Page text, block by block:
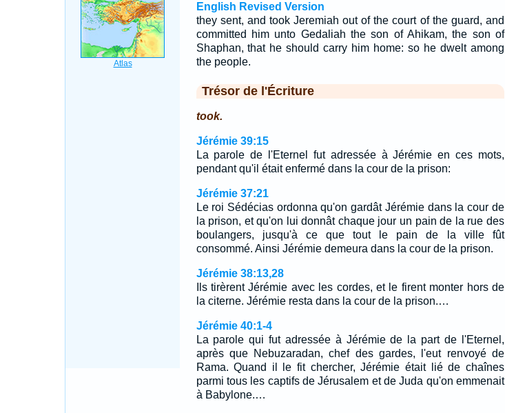
English Revised Version
they sent, and took Jeremiah out of the court of the guard, and
committed him unto Gedaliah the son of Ahikam, the son of
Shaphan, that he should carry him home: so he dwelt among
the people.
Trésor de l'Écriture
took.
Jérémie 39:15
La parole de l'Eternel fut adressée à Jérémie en ces mots,
pendant qu'il était enfermé dans la cour de la prison:
Jérémie 37:21
Le roi Sédécias ordonna qu'on gardât Jérémie dans la cour de
la prison, et qu'on lui donnât chaque jour un pain de la rue des
boulangers, jusqu'à ce que tout le pain de la ville fût
consommé. Ainsi Jérémie demeura dans la cour de la prison.
Jérémie 38:13,28
Ils tirèrent Jérémie avec les cordes, et le firent monter hors de
la citerne. Jérémie resta dans la cour de la prison.…
Jérémie 40:1-4
La parole qui fut adressée à Jérémie de la part de l'Eternel,
après que Nebuzaradan, chef des gardes, l'eut renvoyé de
Rama. Quand il le fit chercher, Jérémie était lié de chaînes
parmi tous les captifs de Jérusalem et de Juda qu'on emmenait
à Babylone.…